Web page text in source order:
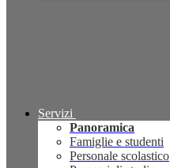
Servizi
Panoramica
Famiglie e studenti
Personale scolastico